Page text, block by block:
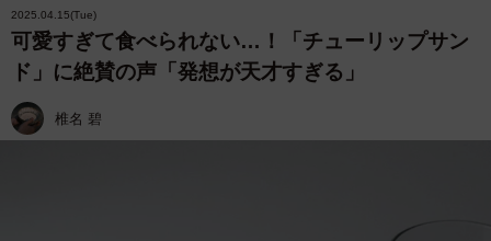
2025.04.15(Tue)
可愛すぎて食べられない…！「チューリップサン
ド」に絶賛の声「発想が天才すぎる」
椎名 碧